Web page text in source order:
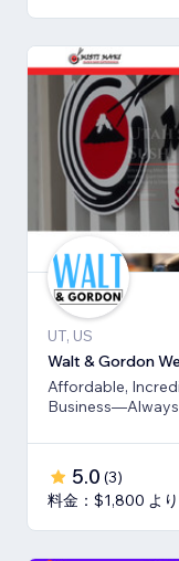
UT, US
Walt & Gordon
Affordable,
Business—Always
5.0 (3)
料金：$1,800 より